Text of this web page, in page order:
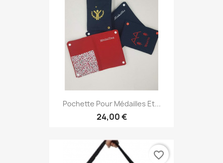
Pochette Pour Médailles Et...
24,00 €
favorite_border